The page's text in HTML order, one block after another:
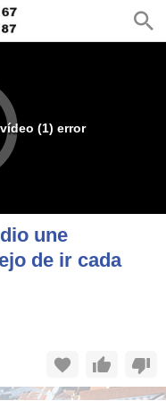
(1) error
une
de ir cada